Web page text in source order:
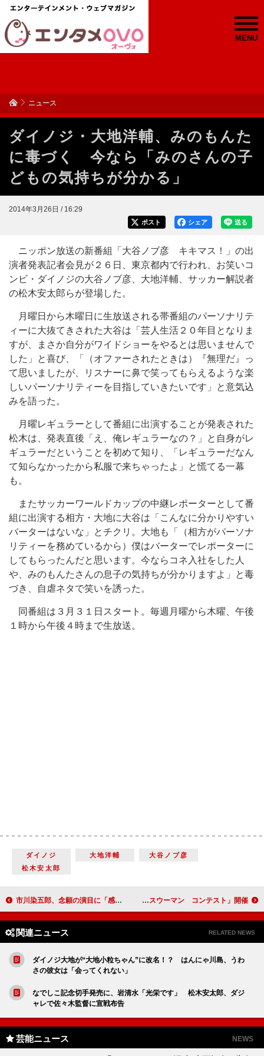
MENU
ニュース
ダイノジ・大地洋輔、みのもんた
に毒づく 今なら「みのさんの子
どもの気持ちが分かる」
2014年3月26日 / 16:29
送る
シェア
ポスト
ニッポン放送の新番組「大谷ノブ彦 キキマス！」の出
演者発表記者会見が２６日、東京都内で行われ、お笑いコ
ンビ・ダイノジの大谷ノブ彦、大地洋輔、サッカー解説者
の松木安太郎らが登場した。
月曜日から木曜日に生放送される帯番組のパーソナリテ
ィーに大抜てきされた大谷は「芸人生活２０年目となりま
すが、まさか自分がワイドショーをやるとは思いませんで
した」と喜び、「（オファーされたときは）『無理だ』っ
て思いましたが、リスナーに鼻で笑ってもらえるような楽
しいパーソナリティーを目指していきたいです」と意気込
みを語った。
月曜レギュラーとして番組に出演することが発表された
松木は、発表直後「え、俺レギュラーなの？」と自身がレ
ギュラーだということを初めて知り、「レギュラーだなん
て知らなかったから私服で来ちゃったよ」と慌てる一幕
も。
またサッカーワールドカップの中継レポーターとして番
組に出演する相方・大地に大谷は「こんなに分かりやすい
バーターはないな」とチクリ。大地も「（相方がパーソナ
リティーを務めているから）僕はバーターでレポーターに
してもらったんだと思います。今ならコネ入社をした人
や、みのもんたさんの息子の気持ちが分かりますよ」と毒
づき、自虐ネタで笑いを誘った。
同番組は３月３１日スタート。毎週月曜から木曜、午後
１時から午後４時まで生放送。
ダイノジ 大地洋輔
大谷ノブ彦
松木安太郎
市川染五郎、念願の演目に「感無量」 「明治座 五月花形歌舞伎」制作発表 武井咲、憧れは花見デート 「第２回 美ジネスマン＆美ジネスウーマン コンテスト」開催
関連ニュース RELATED NEWS
ダイノジ大地が“大地小粒ちゃん”に改名！？ はんにゃ川島、うわ
さの彼女は「会ってくれない」
なでしこ記念切手発売に、岩清水「光栄です」 松木安太郎、ダジ
ャレで佐々木監督に宣戦布告
芸能ニュース NEWS